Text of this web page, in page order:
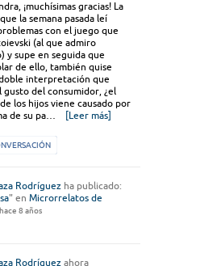
¡muchísimas gracias! La
la semana pasada leí
con el juego que
(al que admiro
y supe en seguida que
de ello, también quise
interpretación que
gusto del consumidor, ¿el
los hijos viene causado por
de su pa…
[Leer más]
Rodríguez ha publicado:
" en Microrrelatos de
hace 8 años
Rodríguez ahora